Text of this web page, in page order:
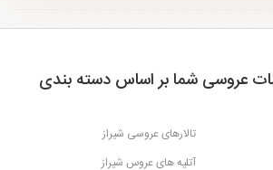
عروسی شما بر اساس دسته بندی
تالارهای عروسی شیراز
آتلیه های عروس شیراز